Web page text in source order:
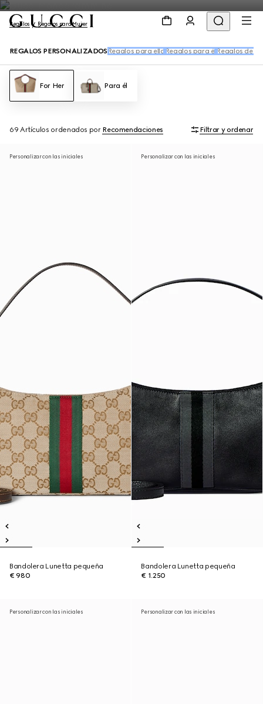
Regalos Regalos para Mujer
REGALOS PERSONALIZADOS Regalos para ella Regalos para él Regalos de
For Her Para él
69 Artículos ordenados por Recomendaciones Filtrar y ordenar
Personalizar con las iniciales
Bandolera Lunetta pequeña
€ 980
Personalizar con las iniciales
Bandolera Lunetta pequeña
€ 1.250
Personalizar con las iniciales Personalizar con las iniciales